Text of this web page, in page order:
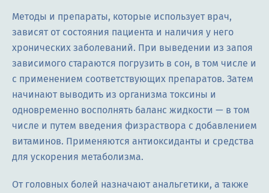
Методы и препараты, которые использует врач,
зависят от состояния пациента и наличия у него
хронических заболеваний. При выведении из запоя
зависимого стараются погрузить в сон, в том числе и
с применением соответствующих препаратов. Затем
начинают выводить из организма токсины и
одновременно восполнять баланс жидкости — в том
числе и путем введения физраствора с добавлением
витаминов. Применяются антиоксиданты и средства
для ускорения метаболизма.
От головных болей назначают анальгетики, а также